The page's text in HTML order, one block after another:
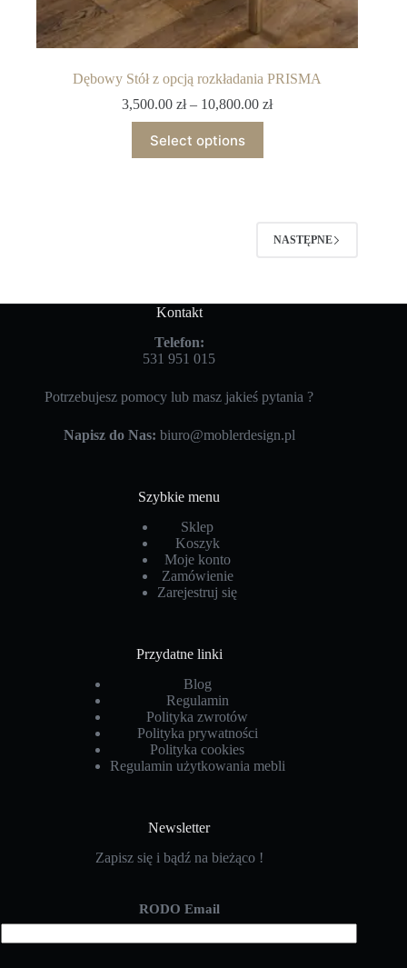
Dębowy Stół z opcją rozkładania PRISMA
3,500.00zł – 10,800.00zł
Select options
NASTĘPNE
Kontakt
Telefon:
531 951 015
Potrzebujesz pomocy lub masz jakieś pytania ?
Napisz do Nas: biuro@moblerdesign.pl
Szybkie menu
Sklep
Koszyk
Moje konto
Zamówienie
Zarejestruj się
Przydatne linki
Blog
Regulamin
Polityka zwrotów
Polityka prywatności
Polityka cookies
Regulamin użytkowania mebli
Newsletter
Zapisz się i bądź na bieżąco !
RODO Email